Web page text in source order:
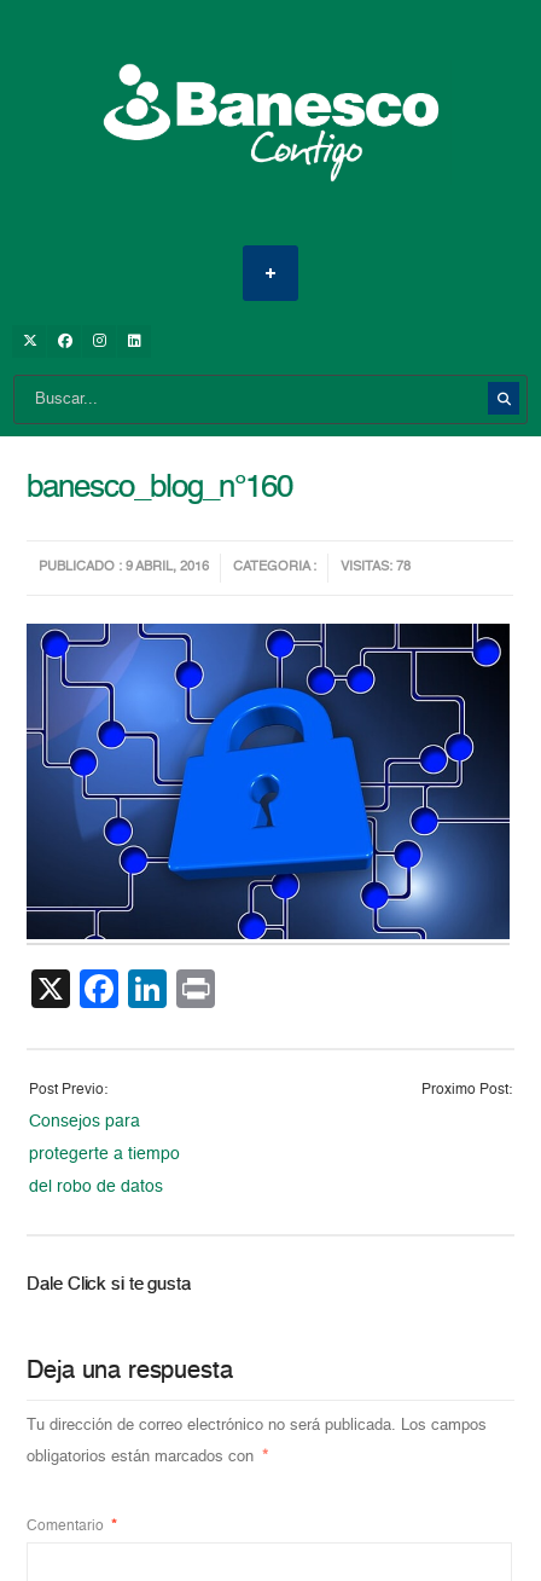
banesco_blog_n°160
PUBLICADO : 9 ABRIL, 2016 CATEGORIA : VISITAS: 78
X Facebook
LinkedIn
Post Previo:
Consejos para
protegerte a tiempo
del robo de datos
Proximo Post:
Dale Click si te gusta
Deja una respuesta
Tu dirección de correo electrónico no será publicada. Los campos
obligatorios están marcados con *
Comentario *